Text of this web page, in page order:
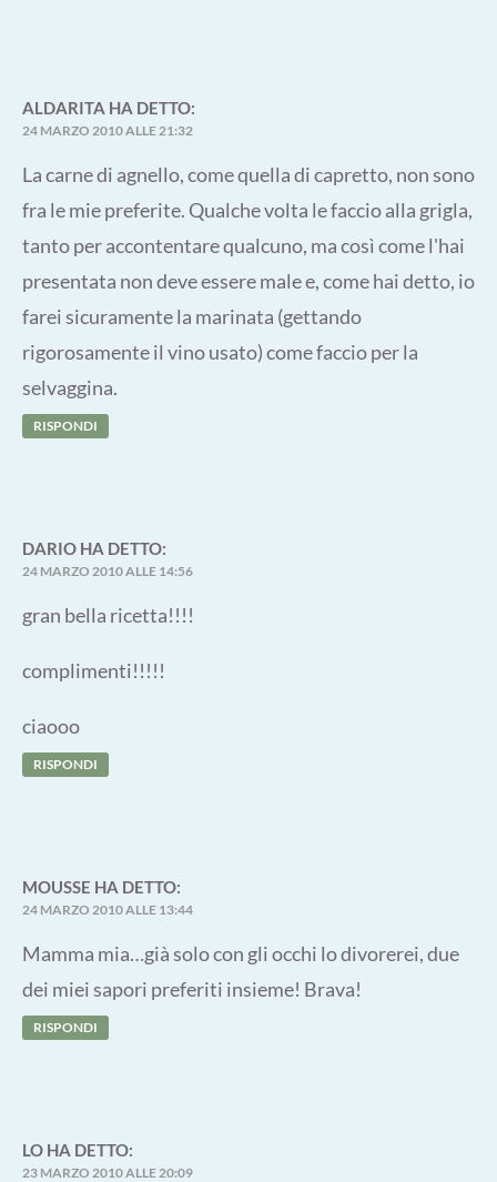
ALDARITA HA DETTO:
24 MARZO 2010 ALLE 21:32
La carne di agnello, come quella di capretto, non sono
fra le mie preferite. Qualche volta le faccio alla grigla,
tanto per accontentare qualcuno, ma così come l'hai
presentata non deve essere male e, come hai detto, io
farei sicuramente la marinata (gettando
rigorosamente il vino usato) come faccio per la
selvaggina.
RISPONDI
DARIO HA DETTO:
24 MARZO 2010 ALLE 14:56
gran bella ricetta!!!!
complimenti!!!!!
ciaooo
RISPONDI
MOUSSE HA DETTO:
24 MARZO 2010 ALLE 13:44
Mamma mia…già solo con gli occhi lo divorerei, due
dei miei sapori preferiti insieme! Brava!
RISPONDI
LO HA DETTO:
23 MARZO 2010 ALLE 20:09